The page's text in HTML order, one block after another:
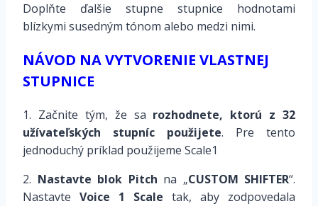
Doplňte ďalšie stupne stupnice hodnotami
blízkymi susedným tónom alebo medzi nimi.
NÁVOD NA VYTVORENIE VLASTNEJ
STUPNICE
1. Začnite tým, že sa rozhodnete, ktorú z 32
užívateľských stupníc použijete. Pre tento
jednoduchý príklad použijeme Scale1
2. Nastavte blok Pitch na „CUSTOM SHIFTER“.
Nastavte Voice 1 Scale tak, aby zodpovedala